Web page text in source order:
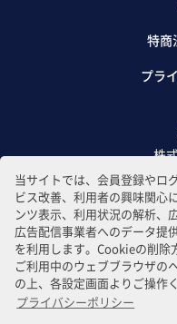
当サイトでは、会員登録やロ
ビス改善、利用者の興味関心
ンツ表示、利用状況の解析、
広告配信事業者へのデータ提
を利用します。Cookieの削除
ご利用中のウェブブラウザの
の上、各設定画面よりご操作
プライバシーポリシー
特商
プラ
株